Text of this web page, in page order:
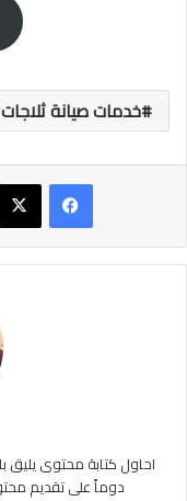
خدمات صيانة ثلاجات
احاول كتابة محتوى يليق
دوماً على تقديم